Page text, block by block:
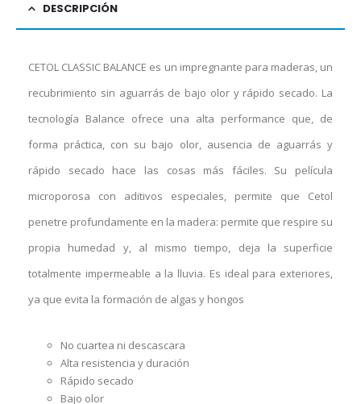
DESCRIPCIÓN
CETOL CLASSIC BALANCE es un impregnante para maderas, un
recubrimiento sin aguarrás de bajo olor y rápido secado. La
tecnología Balance ofrece una alta performance que, de
forma práctica, con su bajo olor, ausencia de aguarrás y
rápido secado hace las cosas más fáciles. Su película
microporosa con aditivos especiales, permite que Cetol
penetre profundamente en la madera: permite que respire su
propia humedad y, al mismo tiempo, deja la superficie
totalmente impermeable a la lluvia. Es ideal para exteriores,
ya que evita la formación de algas y hongos
No cuartea ni descascara
Alta resistencia y duración
Rápido secado
Bajo olor